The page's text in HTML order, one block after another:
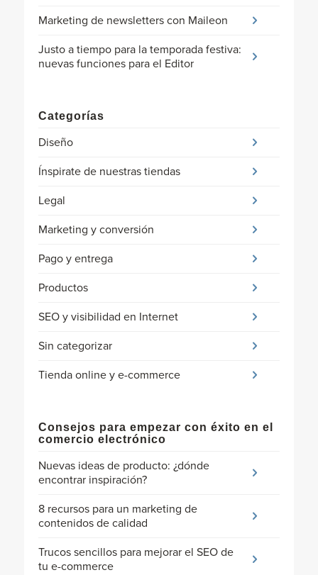
Marketing de newsletters con Maileon
Justo a tiempo para la temporada festiva:
nuevas funciones para el Editor
Categorías
Diseño
Ínspirate de nuestras tiendas
Legal
Marketing y conversión
Pago y entrega
Productos
SEO y visibilidad en Internet
Sin categorizar
Tienda online y e-commerce
Consejos para empezar con éxito en el
comercio electrónico
Nuevas ideas de producto: ¿dónde
encontrar inspiración?
8 recursos para un marketing de
contenidos de calidad
Trucos sencillos para mejorar el SEO de
tu e-commerce